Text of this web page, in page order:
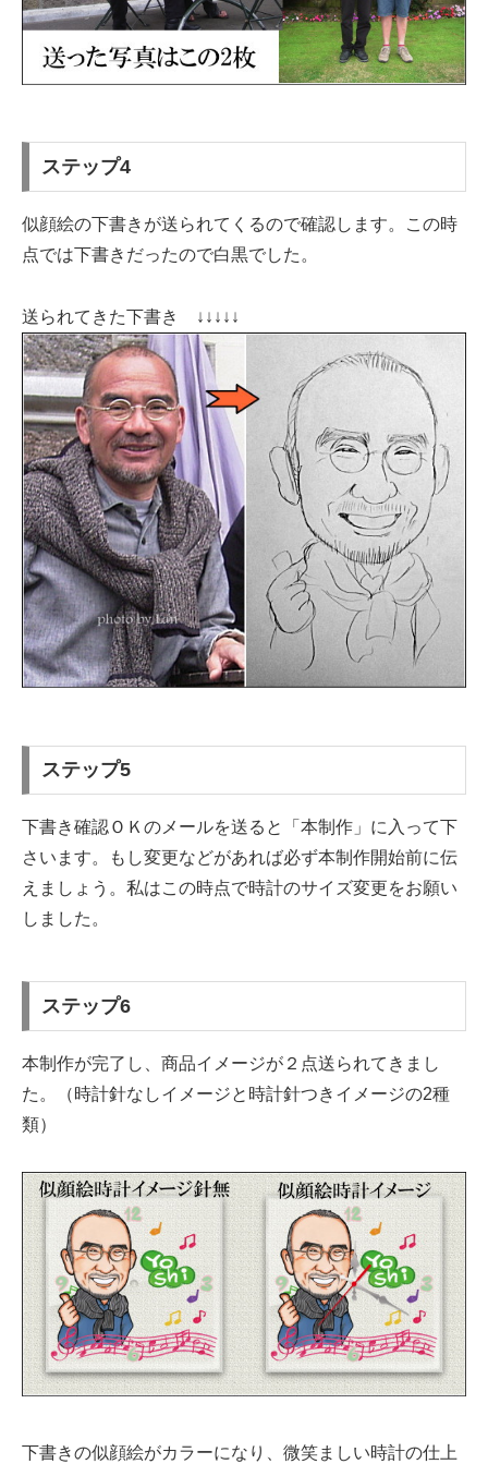
ステップ4
似顔絵の下書きが送られてくるので確認します。この時
点では下書きだったので白黒でした。
送られてきた下書き ↓↓↓↓↓
ステップ5
下書き確認ＯＫのメールを送ると「本制作」に入って下
さいます。もし変更などがあれば必ず本制作開始前に伝
えましょう。私はこの時点で時計のサイズ変更をお願い
しました。
ステップ6
本制作が完了し、商品イメージが２点送られてきまし
た。（時計針なしイメージと時計針つきイメージの2種
類）
下書きの似顔絵がカラーになり、微笑ましい時計の仕上